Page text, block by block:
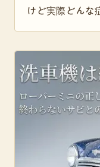
けど実際どんな